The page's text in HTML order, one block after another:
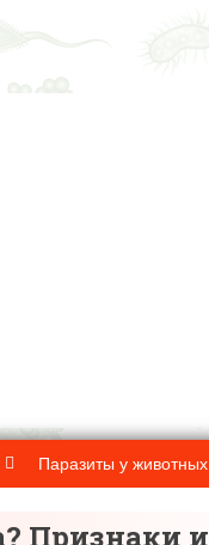
Паразиты у животных
Признаки и